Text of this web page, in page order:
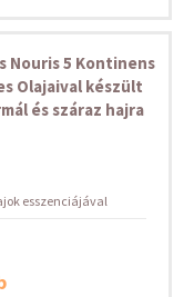
Nouris 5 Kontinens
Olajaival készült
és száraz hajra
esszenciájával